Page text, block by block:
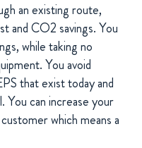
an existing route,
and CO2 savings. You
while taking no
You avoid
that exist today and
can increase your
which means a